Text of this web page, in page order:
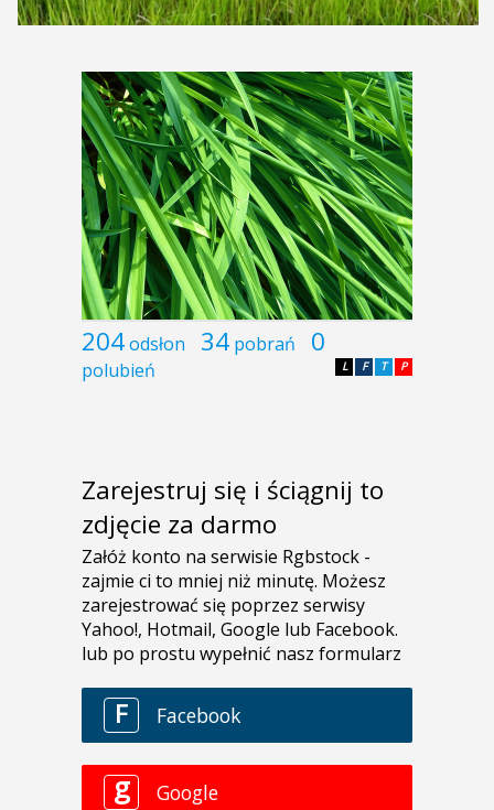
204odsłon 34 pobrań 0
polubień P
T
F
L
Zarejestruj się i ściągnij to
zdjęcie za darmo